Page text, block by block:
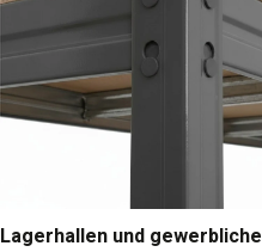
Lagerhallen und gewerbliche